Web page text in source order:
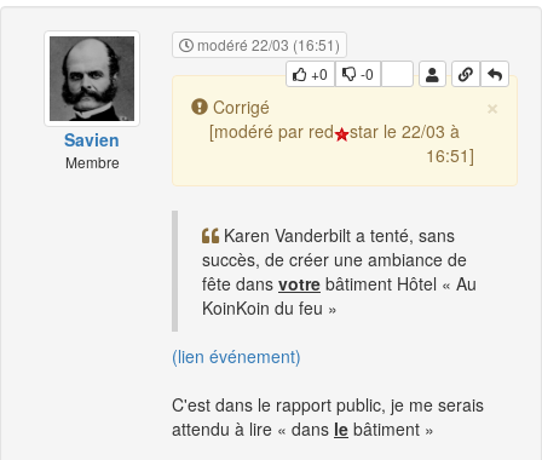
Savien
Membre
modéré 22/03 (16:51)
+0
-0
×
Corrigé
[modéré par red
star le 22/03 à
16:51]
Karen Vanderbilt a tenté, sans
succès, de créer une ambiance de
fête dans votre bâtiment Hôtel « Au
KoinKoin du feu »
(lien événement)
C'est dans le rapport public, je me serais
attendu à lire « dans le bâtiment »